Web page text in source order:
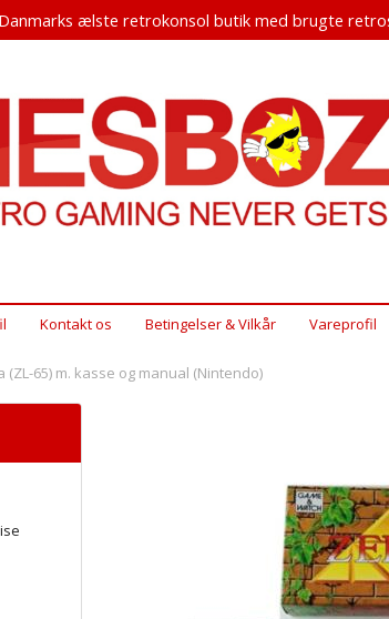
ælste retrokonsol butik med brugte
Kontakt os Betingelser & Vilkår Vareprofil
(ZL-65) m. kasse og manual (Nintendo)